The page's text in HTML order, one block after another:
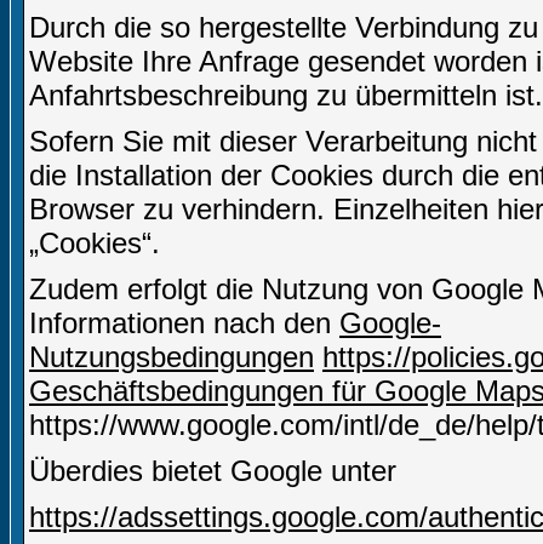
Durch die so hergestellte Verbindung
Website Ihre Anfrage gesendet
Anfahrtsbeschreibung zu übermitteln ist.
Sofern Sie mit dieser Verarbeitung
die Installation der Cookies durch die
Browser zu verhindern. Einzelheiten
„Cookies“.
Zudem erfolgt die Nutzung von Google
Informationen nach den Google-
Nutzungsbedingungen https://
Geschäftsbedingungen für Google
https://www.google.com/intl/de_de/
Überdies bietet Google unter
https://adssettings.google.com/